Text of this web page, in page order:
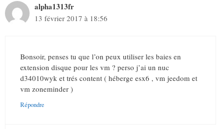
alpha1313fr
13 février 2017 à 18:56
Bonsoir, penses tu que l’on peux utiliser les baies en
extension disque pour les vm ? perso j’ai un nuc
d34010wyk et trés content ( héberge esx6 , vm jeedom et
vm zoneminder )
Répondre